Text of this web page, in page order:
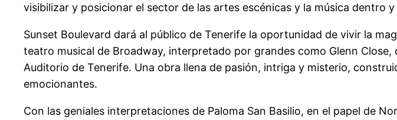
visibilizar y posicionar el sector de las artes escénicas y la música dentro
Sunset Boulevard dará al público de Tenerife la oportunidad de vivir la
teatro musical de Broadway, interpretado por grandes como Glenn
Auditorio de Tenerife. Una obra llena de pasión, intriga y misterio,
emocionantes.
Con las geniales interpretaciones de Paloma San Basilio, en el papel de